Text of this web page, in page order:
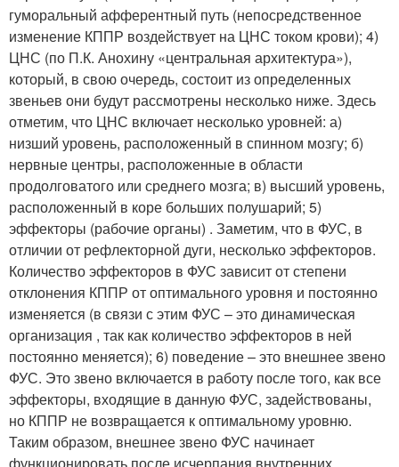
гуморальный афферентный путь (непосредственное
изменение КППР воздействует на ЦНС током крови); 4)
ЦНС (по П.К. Анохину «центральная архитектура»),
который, в свою очередь, состоит из определенных
звеньев они будут рассмотрены несколько ниже. Здесь
отметим, что ЦНС включает несколько уровней: а)
низший уровень, расположенный в спинном мозгу; б)
нервные центры, расположенные в области
продолговатого или среднего мозга; в) высший уровень,
расположенный в коре больших полушарий; 5)
эффекторы (рабочие органы) . Заметим, что в ФУС, в
отличии от рефлекторной дуги, несколько эффекторов.
Количество эффекторов в ФУС зависит от степени
отклонения КППР от оптимального уровня и постоянно
изменяется (в связи с этим ФУС – это динамическая
организация , так как количество эффекторов в ней
постоянно меняется); 6) поведение – это внешнее звено
ФУС. Это звено включается в работу после того, как все
эффекторы, входящие в данную ФУС, задействованы,
но КППР не возвращается к оптимальному уровню.
Таким образом, внешнее звено ФУС начинает